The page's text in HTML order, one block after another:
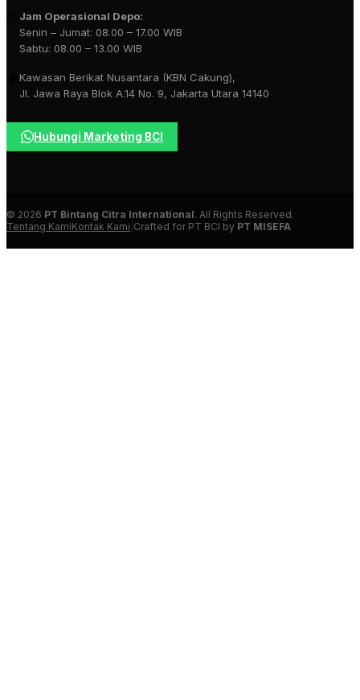
Jam Operasional Depo:
Senin – Jumat: 08.00 – 17.00 WIB
Sabtu: 08.00 – 13.00 WIB
Kawasan Berikat Nusantara (KBN Cakung),
Jl. Jawa Raya Blok A.14 No. 9, Jakarta Utara 14140
Hubungi Marketing BCI
© 2026 PT Bintang Citra International. All Rights Reserved.
Tentang KamiKontak Kami Crafted for PT BCI by PT MISEFA